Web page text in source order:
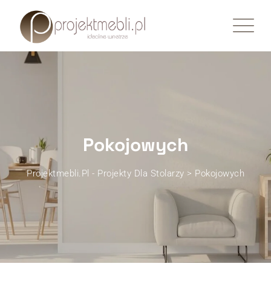
content
Pokojowych
Projektmebli.pl - Projekty Dla Stolarzy > Pokojowych